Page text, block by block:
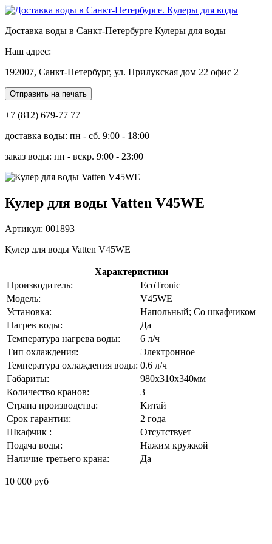
Доставка воды в Санкт-Петербурге Кулеры для воды
Наш адрес:
192007, Санкт-Петербург, ул. Прилукская дом 22 офис 2
Отправить на печать
+7 (812) 679-77 77
доставка воды: пн - сб. 9:00 - 18:00
заказ воды: пн - вскр. 9:00 - 23:00
Кулер для воды Vatten V45WE
Артикул: 001893
Кулер для воды Vatten V45WE
Характеристики
Производитель:
EcoTronic
Модель:
V45WE
Установка:
Напольный; Со шкафчиком
Нагрев воды:
Да
Температура нагрева воды:
6 л/ч
Тип охлаждения:
Электронное
Температура охлаждения воды: 0.6 л/ч
Габариты:
980x310x340мм
Количество кранов:
3
Страна производства:
Китай
Срок гарантии:
2 года
Шкафчик :
Отсутствует
Подача воды:
Нажим кружкой
Наличие третьего крана:
Да
10 000 руб